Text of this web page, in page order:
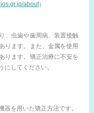
about）
、虫歯や歯周病、装置接触
ります。また、金属を使用
ります。矯正治療に不安を
してください。
を用いた矯正方法です。